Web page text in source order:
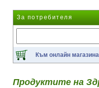
За потребителя
Към онлайн магазина
Продуктите на